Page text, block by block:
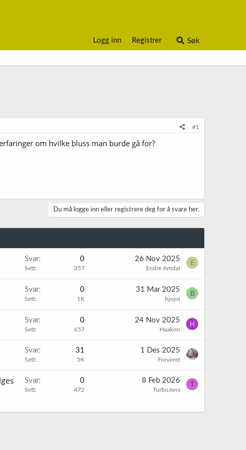
Logg inn Registrer Søk
#1
om hvilke bluss man burde gå for?
Du må logge inn eller registrere deg for å svare her.
Svar 0
Sett 357
26 Nov 2025
Endre Amdal
E
Svar 0
Sett 1K
31 Mar 2025
bjojoi
B
Svar 0
Sett 657
24 Nov 2025
Haakon
H
Svar 31
Sett 5K
1 Des 2025
Forvirret
Svar 0
Sett 472
8 Feb 2026
TurboJens
T